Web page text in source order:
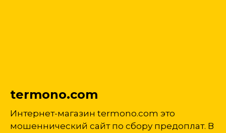
termono.com
Интернет-магазин termono.com это
мошеннический сайт по сбору предоплат. В